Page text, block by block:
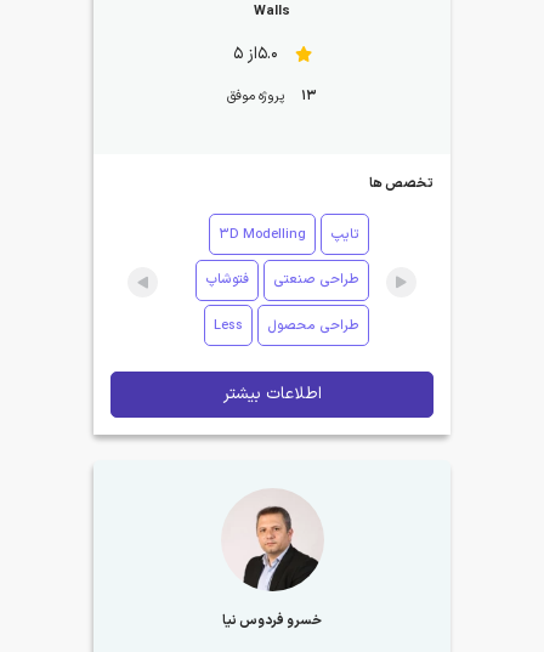
Walls
5.0از 5
13 پروژه موفق
تخصص ها
تایپ 3D Modelling
طراحی صنعتی فتوشاپ
طراحی محصول Less
اطلاعات بیشتر
خسرو فردوس نیا